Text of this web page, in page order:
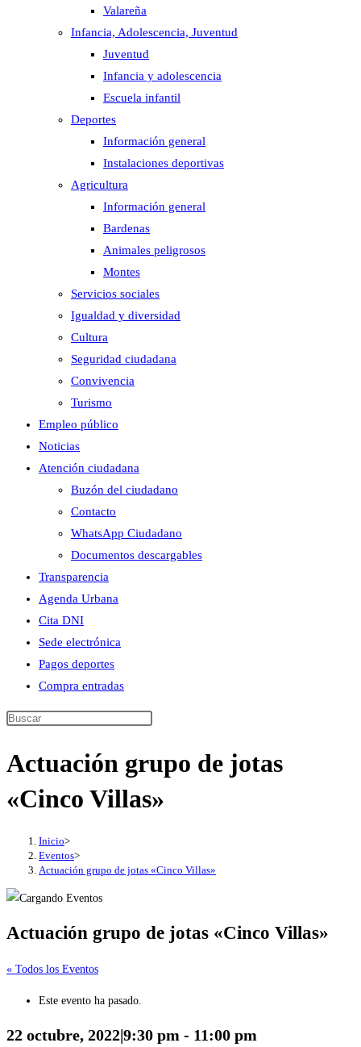
Valareña
Infancia, Adolescencia, Juventud
Juventud
Infancia y adolescencia
Escuela infantil
Deportes
Información general
Instalaciones deportivas
Agricultura
Información general
Bardenas
Animales peligrosos
Montes
Servicios sociales
Igualdad y diversidad
Cultura
Seguridad ciudadana
Convivencia
Turismo
Empleo público
Noticias
Atención ciudadana
Buzón del ciudadano
Contacto
WhatsApp Ciudadano
Documentos descargables
Transparencia
Agenda Urbana
Cita DNI
Sede electrónica
Pagos deportes
Compra entradas
Buscar
esta
Actuación grupo de jotas
«Cinco Villas»
Inicio>
Eventos>
Actuación grupo de jotas «Cinco Villas»
Actuación grupo de jotas «Cinco Villas»
« Todos los Eventos
Este evento ha pasado.
22 octubre, 2022|9:30 pm - 11:00 pm